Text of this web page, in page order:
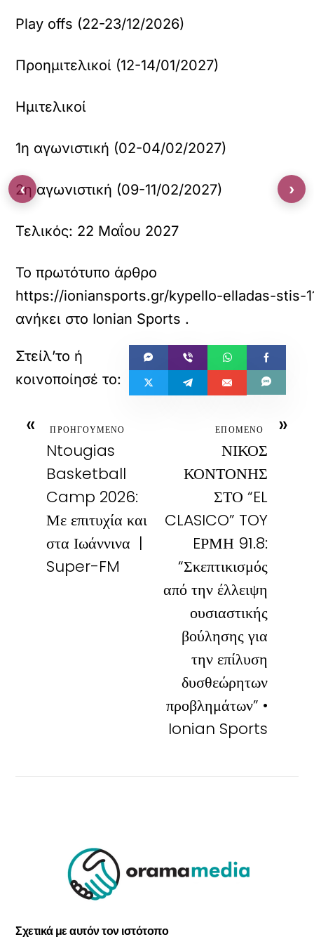
Play offs (22-23/12/2026)
Προημιτελικοί (12-14/01/2027)
Ημιτελικοί
1η αγωνιστική (02-04/02/2027)
2η αγωνιστική (09-11/02/2027)
Τελικός: 22 Μαΐου 2027
Το πρωτότυπο άρθρο
https://ioniansports.gr/kypello-elladas-stis-
ανήκει στο Ionian Sports .
« ΠΡΟΗΓΟΥΜΕΝΟ
Ntougias
Basketball
Camp 2026:
Με επιτυχία και
στα Ιωάννινα |
Super-FM
»
ΕΠΟΜΕΝΟ
ΝΙΚΟΣ
ΚΟΝΤΟΝΗΣ
ΣΤΟ “EL
CLASICO” TOY
EΡΜΗ 91.8:
“Σκεπτικισμός
από την έλλειψη
ουσιαστικής
βούλησης για
την επίλυση
δυσθεώρητων
προβλημάτων” •
Ionian Sports
Σχετικά με αυτόν τον ιστότοπο
‹ ›